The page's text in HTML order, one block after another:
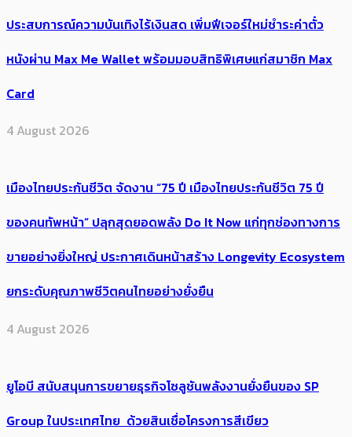
ประสบการณ์ความบันเทิงไร้เงินสด เพิ่มฟีเจอร์ใหม่ชำระค่าตั๋ว
หนังผ่าน Max Me Wallet พร้อมมอบสิทธิพิเศษแก่สมาชิก Max
Card
4 August 2026
เมืองไทยประกันชีวิต จัดงาน “75 ปี เมืองไทยประกันชีวิต 75 ปี
ของคนทัพหน้า” ปลุกสุดยอดพลัง Do It Now แก่ทุกช่องทางการ
ขายอย่างยิ่งใหญ่ ประกาศเดินหน้าสร้าง Longevity Ecosystem
ยกระดับคุณภาพชีวิตคนไทยอย่างยั่งยืน
4 August 2026
ยูโอบี สนับสนุนการขยายธุรกิจโซลูชันพลังงานยั่งยืนของ SP
Group ในประเทศไทย ด้วยสินเชื่อโครงการสีเขียว